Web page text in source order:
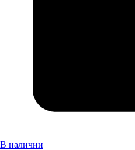
В наличии